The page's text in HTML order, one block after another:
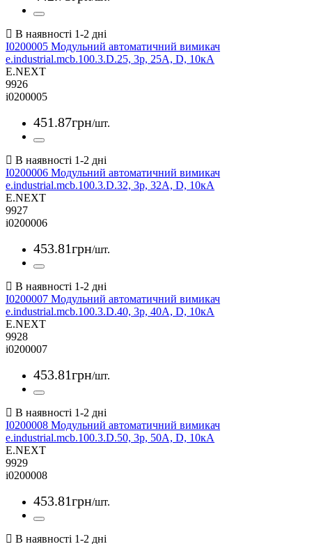
I0200005 Модульний автоматичний вимикач
e.industrial.mcb.100.3.D.25, 3р, 25А, D, 10кА
E.NEXT
9926
i0200005
451.87грн/шт.
I0200006 Модульний автоматичний вимикач
e.industrial.mcb.100.3.D.32, 3р, 32А, D, 10кА
E.NEXT
9927
i0200006
453.81грн/шт.
I0200007 Модульний автоматичний вимикач
e.industrial.mcb.100.3.D.40, 3р, 40А, D, 10кА
E.NEXT
9928
i0200007
453.81грн/шт.
I0200008 Модульний автоматичний вимикач
e.industrial.mcb.100.3.D.50, 3р, 50А, D, 10кА
E.NEXT
9929
i0200008
453.81грн/шт.